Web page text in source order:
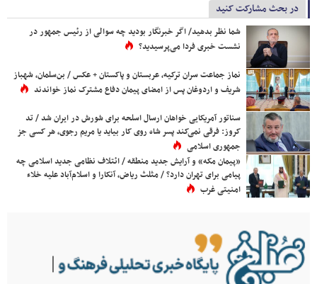
در بحث مشارکت کنید
شما نظر بدهید/ اگر خبرنگار بودید چه سوالی از رئیس جمهور در
نشست خبری فردا می‌پرسیدید؟
نماز جماعت سران ترکیه، عربستان و پاکستان + عکس / بن‌سلمان، شهباز
شریف و اردوغان پس از امضای پیمان دفاع مشترک نماز خواندند
سناتور آمریکایی خواهان ارسال اسلحه برای شورش در ایران شد / تد
کروز: فرقی نمی‌کند پسر شاه روی کار بیاید یا مریم رجوی، هر کسی جز
جمهوری اسلامی
«پیمان مکه» و آرایش جدید منطقه / ائتلاف نظامی جدید اسلامی چه
پیامی برای تهران دارد؟ / مثلث ریاض، آنکارا و اسلام‌آباد علیه خلاء
امنیتی غرب